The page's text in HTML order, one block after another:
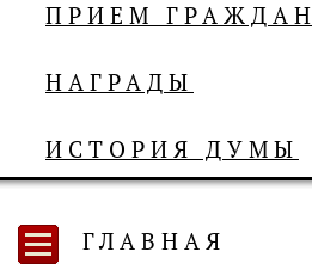
ПРИЕМ ГРАЖДАН
НАГРАДЫ
ИСТОРИЯ ДУМЫ
ГЛАВНАЯ